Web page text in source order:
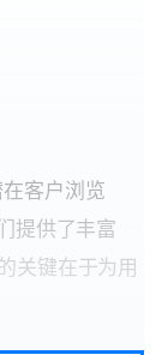
客户浏览
提供了丰富
关键在于为用